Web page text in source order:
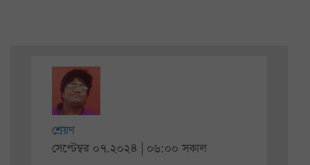
শ্রেয়ণ
সেপ্টেম্বর ০৭.২০২৪ | ০৬:০০ সকাল